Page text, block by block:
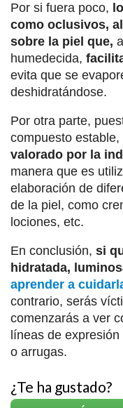
Por si fuera poco,
como oclusivos,
sobre la piel que,
humedecida,
evita que se
deshidratándose.
Por otra parte,
compuesto
valorado por la
manera que es
elaboración de
de la piel, como
lociones, etc.
En conclusión, si
hidratada,
aprender a
contrario, serás
comenzarás a ver
líneas de
o arrugas.
¿Te ha gustado?